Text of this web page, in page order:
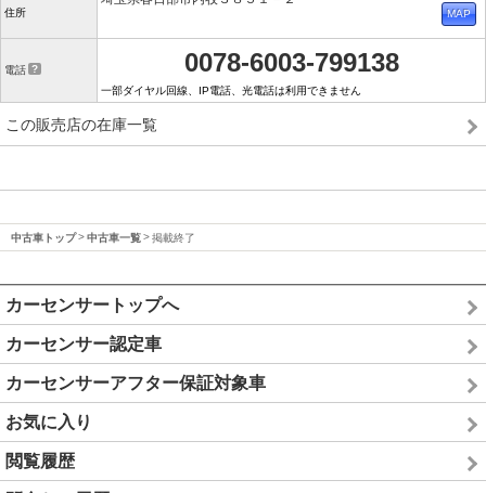
住所
電話 0078-6003-799138
一部ダイヤル回線、IP電話、光電話は利用できません
この販売店の在庫一覧
中古車トップ 中古車一覧 掲載終了
カーセンサートップへ
カーセンサー認定車
カーセンサーアフター保証対象車
お気に入り
閲覧履歴